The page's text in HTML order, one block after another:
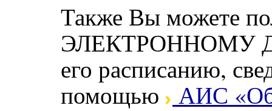
Также Вы можете
ЭЛЕКТРОННОМУ
его расписанию,
помощью
АИС